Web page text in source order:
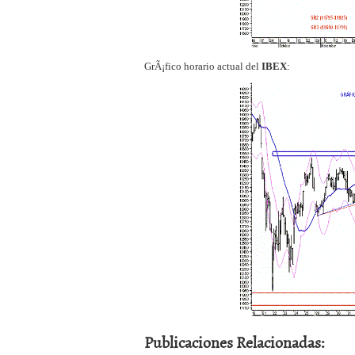
GrÃ¡fico horario actual del IBEX:
Publicaciones Relacionadas: